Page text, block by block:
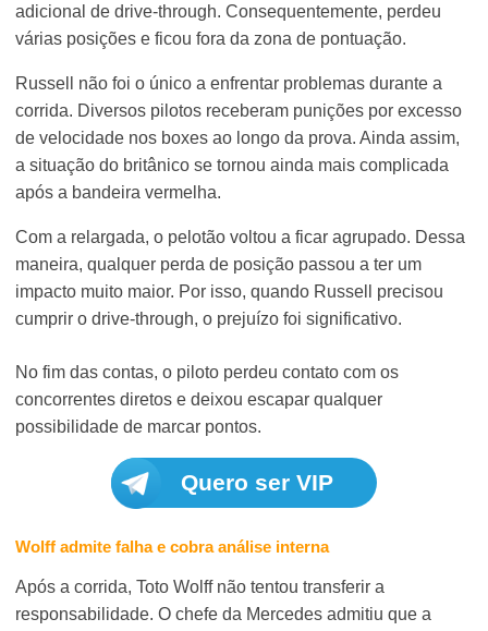
adicional de drive-through. Consequentemente, perdeu
várias posições e ficou fora da zona de pontuação.
Russell não foi o único a enfrentar problemas durante a
corrida. Diversos pilotos receberam punições por excesso
de velocidade nos boxes ao longo da prova. Ainda assim,
a situação do britânico se tornou ainda mais complicada
após a bandeira vermelha.
Com a relargada, o pelotão voltou a ficar agrupado. Dessa
maneira, qualquer perda de posição passou a ter um
impacto muito maior. Por isso, quando Russell precisou
cumprir o drive-through, o prejuízo foi significativo.
No fim das contas, o piloto perdeu contato com os
concorrentes diretos e deixou escapar qualquer
possibilidade de marcar pontos.
Quero ser VIP
Wolff admite falha e cobra análise interna
Após a corrida, Toto Wolff não tentou transferir a
responsabilidade. O chefe da Mercedes admitiu que a